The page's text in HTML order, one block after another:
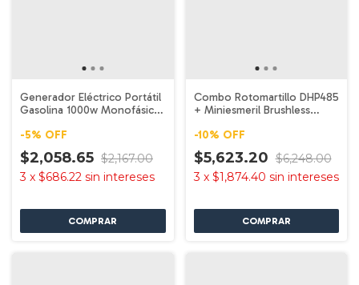
Generador Eléctrico Portátil
Gasolina 1000w Monofásico
-5% OFF
$2,058.65 $2,167.00
3 x $686.22 sin intereses
Combo Rotomartillo DHP485
+ Miniesmeril Brushless
-10% OFF
$5,623.20 $6,248.00
3 x $1,874.40 sin intereses